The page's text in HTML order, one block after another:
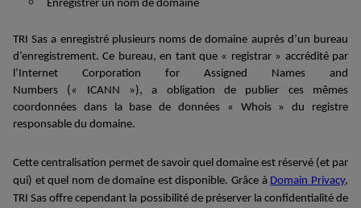
Enregistrer un nom de domaine
TRI Sas a enregistré plusieurs noms de domaine auprès d’un bureau
d’enregistrement. Ce bureau, en tant que « registrar » accrédité par
l’Internet Corporation for Assigned Names and
Numbers
(« ICANN »),a obligation de publier ces mêmes
coordonnées dansla base de données « Whois» du registre
responsable du domaine.
Cette centralisation permet de savoir quel domaine est réservé (et par
qui) et quel nom de domaine est disponible.Grâce à Domain Privacy,
TRI Sas offre cependant la possibilité de préserver la confidentialité de